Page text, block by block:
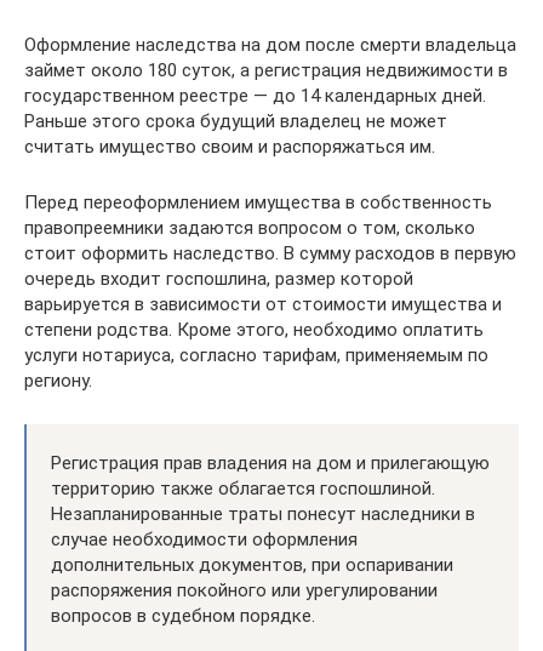
Оформление наследства на дом после смерти владельца
займет около 180 суток, а регистрация недвижимости в
государственном реестре — до 14 календарных дней.
Раньше этого срока будущий владелец не может
считать имущество своим и распоряжаться им.
Перед переоформлением имущества в собственность
правопреемники задаются вопросом о том, сколько
стоит оформить наследство. В сумму расходов в первую
очередь входит госпошлина, размер которой
варьируется в зависимости от стоимости имущества и
степени родства. Кроме этого, необходимо оплатить
услуги нотариуса, согласно тарифам, применяемым по
региону.
Регистрация прав владения на дом и прилегающую
территорию также облагается госпошлиной.
Незапланированные траты понесут наследники в
случае необходимости оформления
дополнительных документов, при оспаривании
распоряжения покойного или урегулировании
вопросов в судебном порядке.